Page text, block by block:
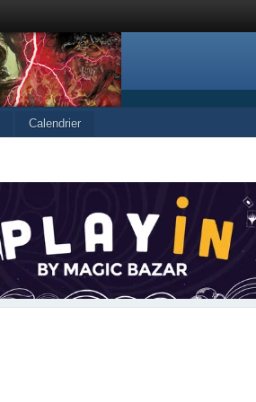
Calendrier